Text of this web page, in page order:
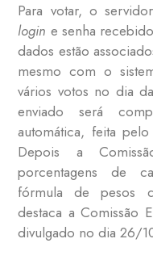
Para votar, o
login e senha
dados estão
mesmo com o
vários votos no dia
enviado será
automática, feita
Depois a
porcentagens de
fórmula de pesos
destaca a Comissão
divulgado no dia 26/